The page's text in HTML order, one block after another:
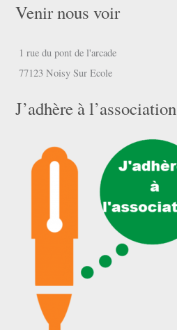
Venir nous voir
1 rue du pont de l'arcade
77123 Noisy Sur Ecole
J’adhère à l’association